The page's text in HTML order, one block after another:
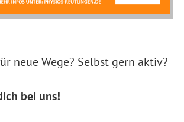
neue Wege? Selbst gern aktiv?
bei uns!